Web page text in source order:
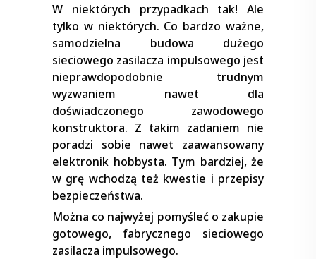
W niektórych przypadkach tak! Ale
tylko w niektórych. Co bardzo ważne,
samodzielna budowa dużego
sieciowego zasilacza impulsowego jest
nieprawdopodobnie trudnym
wyzwaniem nawet dla
doświadczonego zawodowego
konstruktora. Z takim zadaniem nie
poradzi sobie nawet zaawansowany
elektronik hobbysta. Tym bardziej, że
w grę wchodzą też kwestie i przepisy
bezpieczeństwa.
Można co najwyżej pomyśleć o zakupie
gotowego, fabrycznego sieciowego
zasilacza impulsowego.